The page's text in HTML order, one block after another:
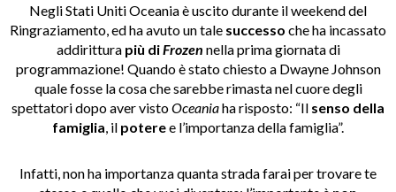
Negli Stati Uniti Oceaniaè uscito durante il weekend del
Ringraziamento, ed ha avuto un tale successo che ha incassato
addirittura più diFrozen nella prima giornata di
programmazione! Quando è stato chiesto a Dwayne Johnson
quale fosse la cosa che sarebbe rimasta nel cuore degli
spettatori dopo aver vistoOceaniaha risposto: “Il senso della
famiglia, il poteree l’importanza della famiglia”.
Infatti, non ha importanza quanta strada farai per trovare te